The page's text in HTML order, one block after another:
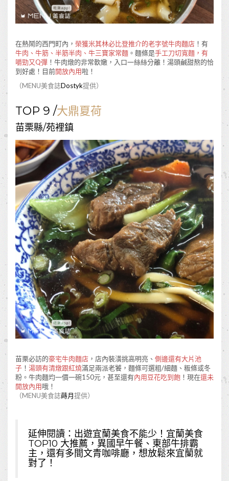
在熱鬧的西門町內， 榮獲米其林必比登推介的老字號牛肉麵店 ！有
牛肉、牛筋、半筋半肉、牛三寶家常麵 。麵條是手工刀切寬麵，有
嚼勁又Q彈 ！牛肉燉的非常軟嫩，入口一絲絲分離！湯頭鹹甜熬的恰
到好處！目前開放內用啦！
（MENU美食誌Dostyk提供）
TOP 9 /大鼎夏荷
苗栗縣/苑裡鎮
苗栗必訪的豪宅牛肉麵店 ，店內裝潢挑高明亮、 側邊還有大片池
子 ！ 湯頭有清燉跟紅燒滿足兩派老饕，麵條可選粗/細麵、粄條或冬
粉。牛肉麵均一價一碗150元，甚至還有內用豆花吃到飽 ！現在還未
開放內用哦！
（MENU美食誌蒔月提供）
延伸閱讀： 出遊宜蘭美食不能少！宜蘭美食
TOP10 大推薦，異國早午餐、東部牛排霸
主，還有多間文青咖啡廳，想放鬆來宜蘭就
對了！